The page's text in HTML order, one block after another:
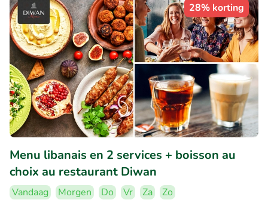
28% korting
Menu libanais en 2 services + boisson au
choix au restaurant Diwan
Vandaag Morgen Do Vr Za
Zo